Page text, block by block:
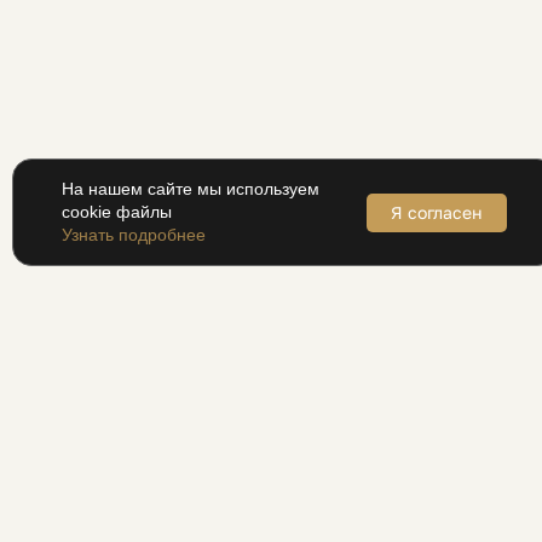
На нашем сайте мы используем
cookie файлы
Узнать подробнее
Я согласен